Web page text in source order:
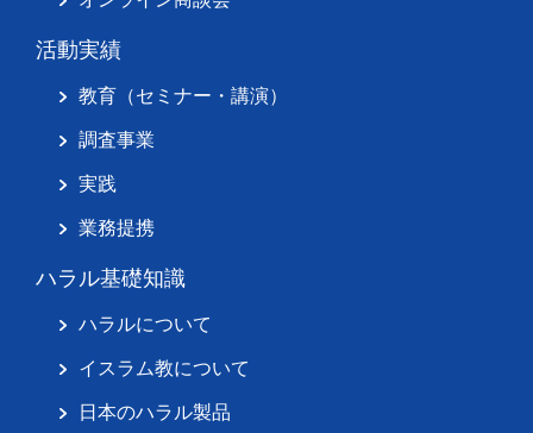
活動実績
教育（セミナー・講演）
調査事業
実践
業務提携
ハラル基礎知識
ハラルについて
イスラム教について
日本のハラル製品